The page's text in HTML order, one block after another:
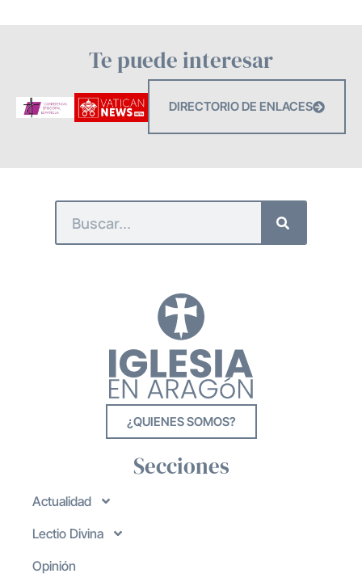
Te puede interesar
DIRECTORIO DE ENLACES
¿QUIENES SOMOS?
Secciones
Actualidad
Lectio Divina
Opinión